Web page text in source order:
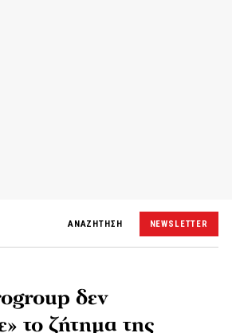
ΑΝΑΖΗΤΗΣΗ NEWSLETTER
δεν
το ζήτημα της